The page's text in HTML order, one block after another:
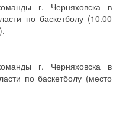
г. Черняховска в
по баскетболу (10.00
г. Черняховска в
по баскетболу (место